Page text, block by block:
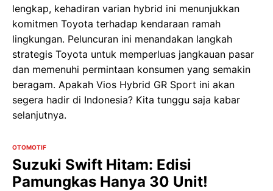
lengkap, kehadiran varian hybrid ini menunjukkan
komitmen Toyota terhadap kendaraan ramah
lingkungan. Peluncuran ini menandakan langkah
strategis Toyota untuk memperluas jangkauan pasar
dan memenuhi permintaan konsumen yang semakin
beragam. Apakah Vios Hybrid GR Sport ini akan
segera hadir di Indonesia? Kita tunggu saja kabar
selanjutnya.
OTOMOTIF
Suzuki Swift Hitam: Edisi
Pamungkas Hanya 30 Unit!